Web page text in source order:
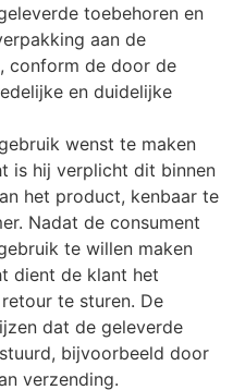
toebehoren en
aan de
conform de door de
en duidelijke
wenst te maken
is hij verplicht dit binnen
het product, kenbaar te
Nadat de consument
te willen maken
dient de klant het
te sturen. De
dat de geleverde
bijvoorbeeld door
verzending.